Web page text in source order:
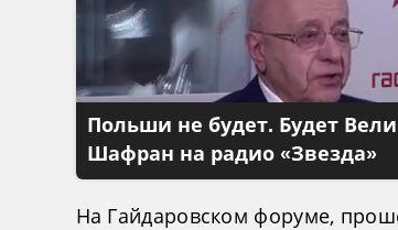
Польши не будет. Будет
Шафран на радио «Звезда»
На Гайдаровском форуме,